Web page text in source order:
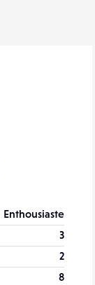
Enthousiaste
3
2
8